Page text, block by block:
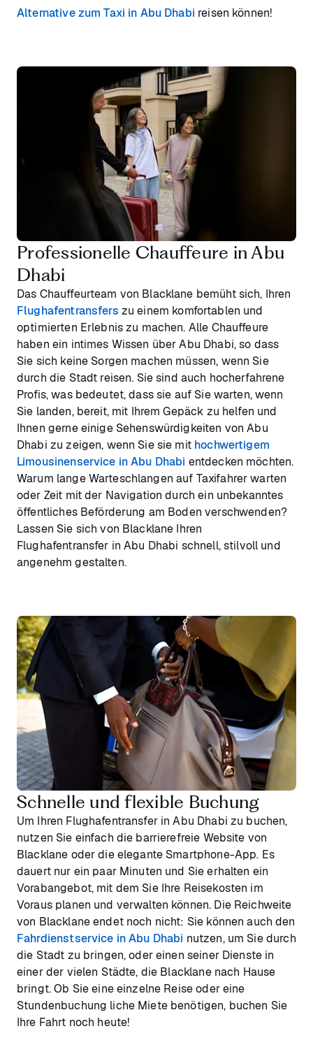
Alternative zum Taxi in Abu Dhabi reisen können!
Professionelle Chauffeure in Abu
Dhabi
Das Chauffeurteam von Blacklane bemüht sich, Ihren
Flughafentransfers zu einem komfortablen und
optimierten Erlebnis zu machen. Alle Chauffeure
haben ein intimes Wissen über Abu Dhabi, so dass
Sie sich keine Sorgen machen müssen, wenn Sie
durch die Stadt reisen. Sie sind auch hocherfahrene
Profis, was bedeutet, dass sie auf Sie warten, wenn
Sie landen, bereit, mit Ihrem Gepäck zu helfen und
Ihnen gerne einige Sehenswürdigkeiten von Abu
Dhabi zu zeigen, wenn Sie sie mit hochwertigem
Limousinenservice in Abu Dhabi entdecken möchten.
Warum lange Warteschlangen auf Taxifahrer warten
oder Zeit mit der Navigation durch ein unbekanntes
öffentliches Beförderung am Boden verschwenden?
Lassen Sie sich von Blacklane Ihren
Flughafentransfer in Abu Dhabi schnell, stilvoll und
angenehm gestalten.
Schnelle und flexible Buchung
Um Ihren Flughafentransfer in Abu Dhabi zu buchen,
nutzen Sie einfach die barrierefreie Website von
Blacklane oder die elegante Smartphone-App. Es
dauert nur ein paar Minuten und Sie erhalten ein
Vorabangebot, mit dem Sie Ihre Reisekosten im
Voraus planen und verwalten können. Die Reichweite
von Blacklane endet noch nicht: Sie können auch den
Fahrdienstservice in Abu Dhabi nutzen, um Sie durch
die Stadt zu bringen, oder einen seiner Dienste in
einer der vielen Städte, die Blacklane nach Hause
bringt. Ob Sie eine einzelne Reise oder eine
Stundenbuchung liche Miete benötigen, buchen Sie
Ihre Fahrt noch heute!